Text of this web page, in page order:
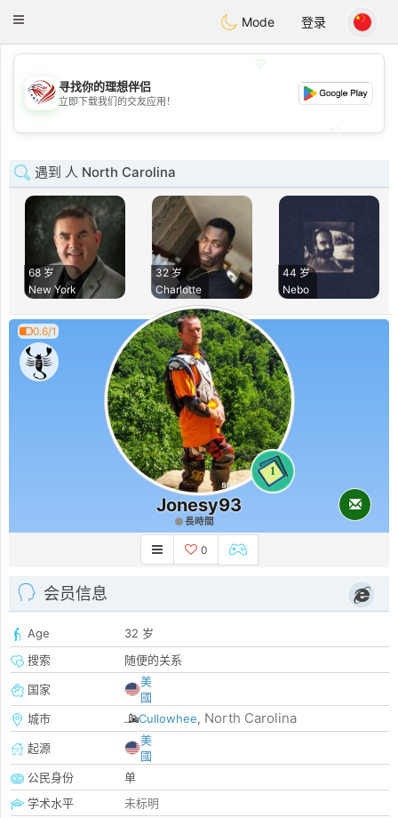
Dating
Toggle
Mode 登录
💖
💕
寻找你的理想伴侣
立即下载我们的交友应用！
遇到 人 North Carolina
68 岁
New York
32 岁
Charlotte
44 岁
Nebo
0.6/1
1
Jonesy93
長時間
0
会员信息
Age
32 岁
搜索
随便的关系
国家
美
國
城市
Cullowhee, North Carolina
起源
美
國
公民身份
单
学术水平
未标明